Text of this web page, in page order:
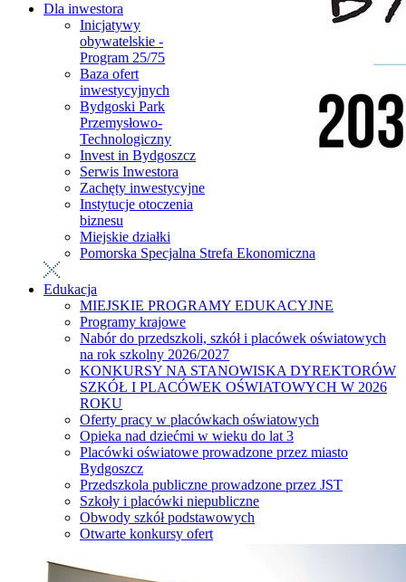
Dla inwestora
Inicjatywy
obywatelskie -
Program 25/75
Baza ofert
inwestycyjnych
Bydgoski Park
Przemysłowo-
Technologiczny
Invest in Bydgoszcz
Serwis Inwestora
Zachęty inwestycyjne
Instytucje otoczenia
biznesu
Miejskie działki
Pomorska Specjalna Strefa Ekonomiczna
Edukacja
MIEJSKIE PROGRAMY EDUKACYJNE
Programy krajowe
Nabór do przedszkoli, szkół i placówek oświatowych
na rok szkolny 2026/2027
KONKURSY NA STANOWISKA DYREKTORÓW
SZKÓŁ I PLACÓWEK OŚWIATOWYCH W 2026
ROKU
Oferty pracy w placówkach oświatowych
Opieka nad dziećmi w wieku do lat 3
Placówki oświatowe prowadzone przez miasto
Bydgoszcz
Przedszkola publiczne prowadzone przez JST
Szkoły i placówki niepubliczne
Obwody szkół podstawowych
Otwarte konkursy ofert